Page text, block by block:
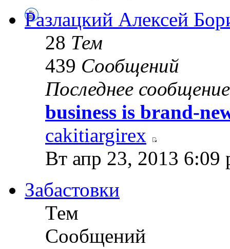
Разлацкий Алексей
28 Тем
439 Сообщений
Последнее сообщение
business is brand-
cakitiargirex
Вт апр 23, 2013 6:09
Забастовки
Тем
Сообщений